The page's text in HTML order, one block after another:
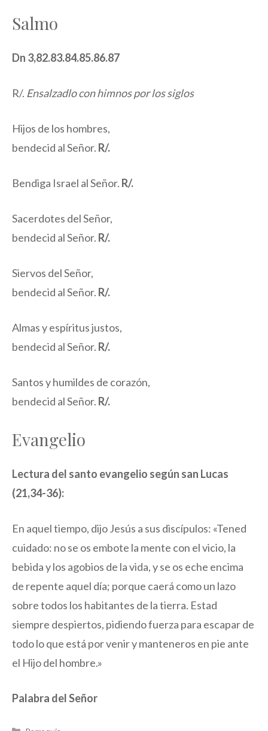
Salmo
Dn 3,82.83.84.85.86.87
R/. Ensalzadlo con himnos por los siglos
Hijos de los hombres,
bendecid al Señor. R/.
Bendiga Israel al Señor. R/.
Sacerdotes del Señor,
bendecid al Señor. R/.
Siervos del Señor,
bendecid al Señor. R/.
Almas y espíritus justos,
bendecid al Señor. R/.
Santos y humildes de corazón,
bendecid al Señor. R/.
Evangelio
Lectura del santo evangelio según san Lucas
(21,34-36):
En aquel tiempo, dijo Jesús a sus discípulos: «Tened
cuidado: no se os embote la mente con el vicio, la
bebida y los agobios de la vida, y se os eche encima
de repente aquel día; porque caerá como un lazo
sobre todos los habitantes de la tierra. Estad
siempre despiertos, pidiendo fuerza para escapar de
todo lo que está por venir y manteneros en pie ante
el Hijo del hombre.»
Palabra del Señor